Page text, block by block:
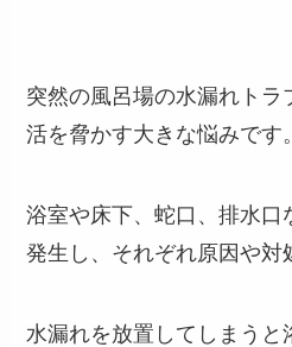
突然の風呂場の水漏れトラ
活を脅かす大きな悩みです。
浴室や床下、蛇口、排水口
発生し、それぞれ原因や対
水漏れを放置してしまうと